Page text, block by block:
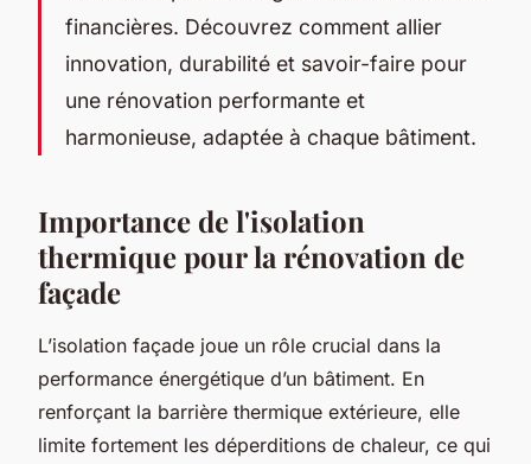
financières. Découvrez comment allier
innovation, durabilité et savoir-faire pour
une rénovation performante et
harmonieuse, adaptée à chaque bâtiment.
Importance de l'isolation
thermique pour la rénovation de
façade
L’isolation façade joue un rôle crucial dans la
performance énergétique d’un bâtiment. En
renforçant la barrière thermique extérieure, elle
limite fortement les déperditions de chaleur, ce qui